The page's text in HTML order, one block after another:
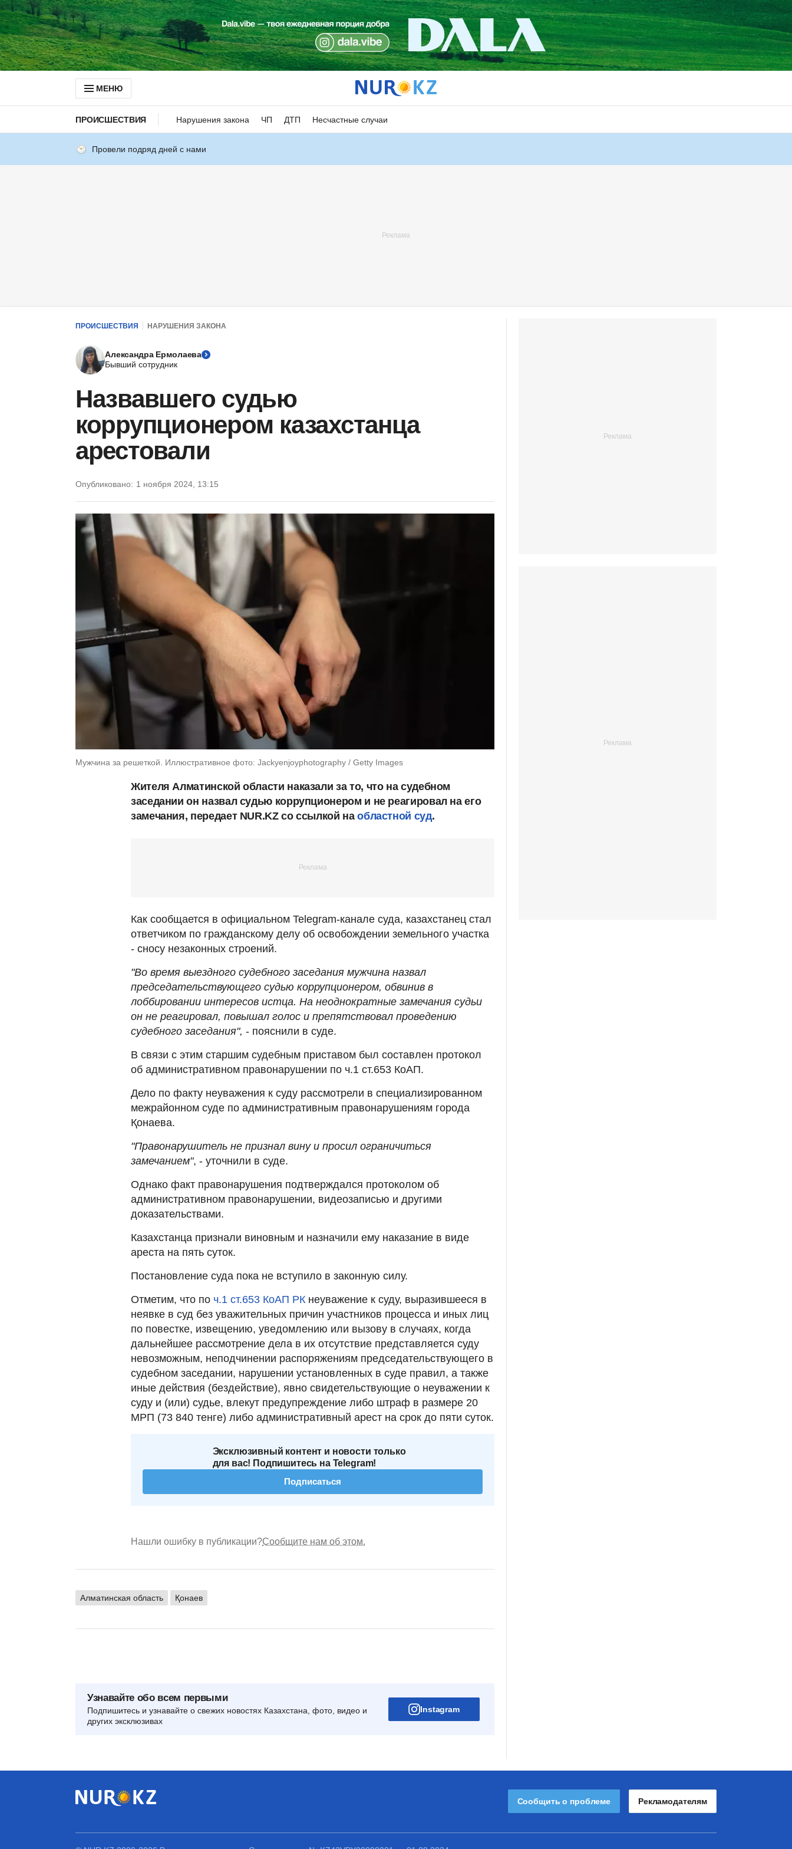
МЕНЮ
ПРОИСШЕСТВИЯ Нарушения закона ЧП ДТП Несчастные случаи
Провели подряд дней с нами
ПРОИСШЕСТВИЯ НАРУШЕНИЯ ЗАКОНА
Александра Ермолаева
Бывший сотрудник
Назвавшего судью
коррупционером казахстанца
арестовали
Опубликовано: 1 ноября 2024, 13:15
Мужчина за решеткой. Иллюстративное фото: Jackyenjoyphotography / Getty Images
Жителя Алматинской области наказали за то, что на судебном
заседании он назвал судью коррупционером и не реагировал на его
замечания, передает NUR.KZ со ссылкой наобластной суд.
Как сообщается в официальном Telegram-канале суда, казахстанец стал
ответчиком по гражданскому делу об освобождении земельного участка
- сносу незаконных строений.
"Во время выездного судебного заседания мужчина назвал
председательствующего судью коррупционером, обвинив в
лоббировании интересов истца. На неоднократные замечания судьи
он не реагировал, повышал голос и препятствовал проведению
судебного заседания", - пояснили в суде.
В связи с этим старшим судебным приставом был составлен протокол
об административном правонарушении по ч.1 ст.653 КоАП.
Дело по факту неуважения к суду рассмотрели в специализированном
межрайонном суде по административным правонарушениям города
Қонаева.
"Правонарушитель не признал вину и просил ограничиться
замечанием", - уточнили в суде.
Однако факт правонарушения подтверждался протоколом об
административном правонарушении, видеозаписью и другими
доказательствами.
Казахстанца признали виновным и назначили ему наказание в виде
ареста на пять суток.
Постановление суда пока не вступило в законную силу.
Отметим, что по ч.1 ст.653 КоАП РК неуважение к суду, выразившееся в
неявке в суд без уважительных причин участников процесса и иных лиц
по повестке, извещению, уведомлению или вызову в случаях, когда
дальнейшее рассмотрение дела в их отсутствие представляется суду
невозможным, неподчинении распоряжениям председательствующего в
судебном заседании, нарушении установленных в суде правил, а также
иные действия (бездействие), явно свидетельствующие о неуважении к
суду и (или) судье, влекут предупреждение либо штраф в размере 20
МРП (73 840 тенге) либо административный арест на срок до пяти суток.
Эксклюзивный контент и новости только
для вас! Подпишитесь на Telegram!
Подписаться
Нашли ошибку в публикации?Сообщите нам об этом.
Алматинская область Қонаев
Узнавайте обо всем первыми
Подпишитесь и узнавайте о свежих новостях Казахстана, фото, видео и
других эксклюзивах
Instagram
Сообщить о проблеме Рекламодателям